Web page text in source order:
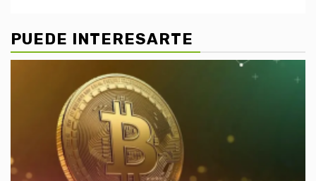
PUEDE INTERESARTE